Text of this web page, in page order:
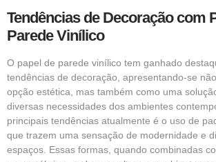
Tendências de Decoração com
Parede Vinílico
O papel de parede vinílico tem ganhado
tendências de decoração, apresentando-se
opção estética, mas também como uma
diversas necessidades dos ambientes
principais tendências atualmente é o uso de
que trazem uma sensação de modernidade e
espaços. Essas formas, quando combinadas